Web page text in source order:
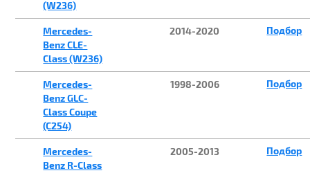
(W236)
Mercedes-
Benz CLE-
Class (W236)
2014-2020 Подбор
Mercedes-
Benz GLC-
Class Coupe
(C254)
1998-2006 Подбор
Mercedes-
Benz R-Class
2005-2013 Подбор